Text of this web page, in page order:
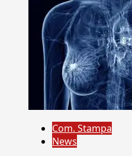
Com. Stampa
News